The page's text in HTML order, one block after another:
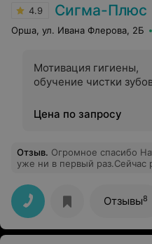
4.9 Сигма-Плюс
Орша, ул. Ивана Флерова, 2Б
Мотивация гигиены,
обучение чистки
Цена по запросу
Отзыв. Огромное спасибо
уже ни в первый раз.Сейчас
восторге.Залечила
пломбы стоят уже много
Отзывы8